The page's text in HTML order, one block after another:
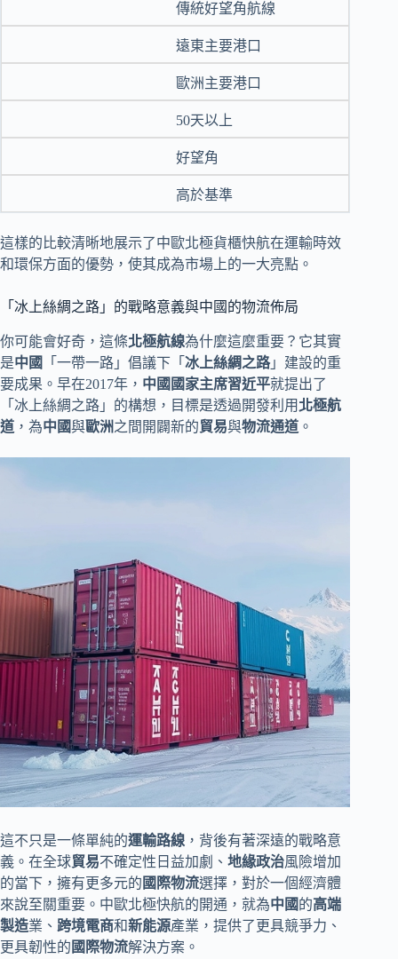
傳統好望角航線
遠東主要港口
歐洲主要港口
50天以上
好望角
高於基準
這樣的比較清晰地展示了中歐北極貨櫃快航在運輸時效
和環保方面的優勢，使其成為市場上的一大亮點。
「冰上絲綢之路」的戰略意義與中國的物流佈局
你可能會好奇，這條北極航線為什麼這麼重要？它其實
是中國 「一帶一路」倡議下「 冰上絲綢之路」建設的重
要成果。早在2017年， 中國國家主席習近平就提出了
「冰上絲綢之路」的構想，目標是透過開發利用 北極航
道 ，為中國與歐洲之間開闢新的貿易與物流通道 。
這不只是一條單純的運輸路線 ，背後有著深遠的戰略意
義。在全球貿易不確定性日益加劇、 地緣政治風險增加
的當下，擁有更多元的 國際物流選擇，對於一個經濟體
來說至關重要。中歐北極快航的開通，就為中國的高端
製造業、 跨境電商和新能源產業，提供了更具競爭力、
更具韌性的 國際物流解決方案。